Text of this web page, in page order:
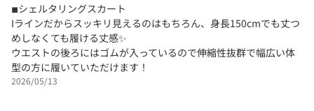
◾︎シェルタリングスカート
Iラインだからスッキリ見えるのはもちろん、身長150cmでも丈つ
めしなくても履ける丈感✨️
ウエストの後ろにはゴムが入っているので伸縮性抜群で幅広い体
型の方に履いていただけます！
2026/05/13